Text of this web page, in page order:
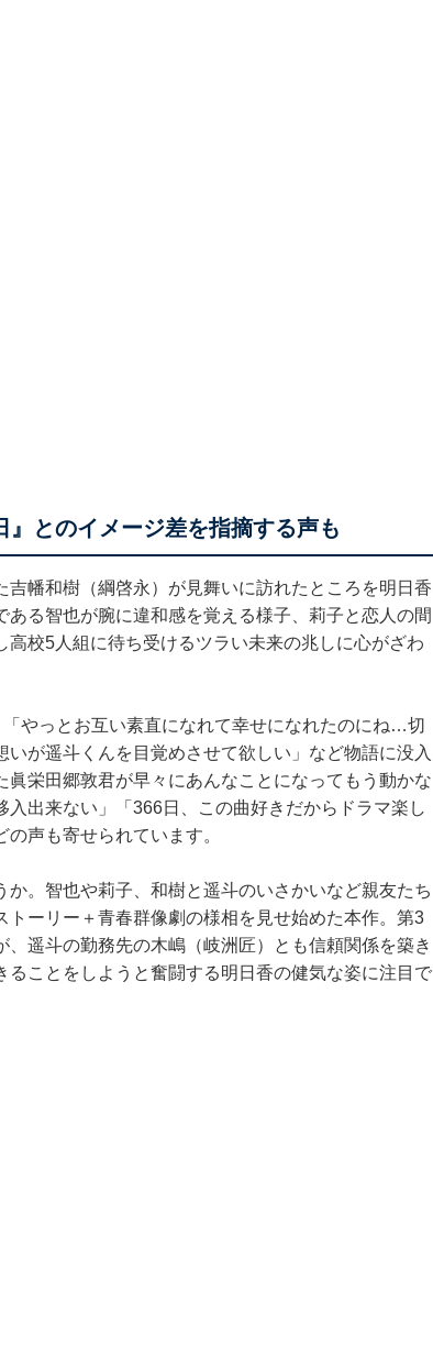
とのイメージ差を指摘する声も
幡和樹（綱啓永）が見舞いに訪れたところを明日香
る智也が腕に違和感を覚える様子、莉子と恋人の間
校5人組に待ち受けるツラい未来の兆しに心がざわ
やっとお互い素直になれて幸せになれたのにね…切
が遥斗くんを目覚めさせて欲しい」など物語に没入
栄田郷敦君が早々にあんなことになってもう動かな
出来ない」「366日、この曲好きだからドラマ楽し
声も寄せられています。
。智也や莉子、和樹と遥斗のいさかいなど親友たち
ーリー＋青春群像劇の様相を見せ始めた本作。第3
遥斗の勤務先の木嶋（岐洲匠）とも信頼関係を築き
ことをしようと奮闘する明日香の健気な姿に注目で